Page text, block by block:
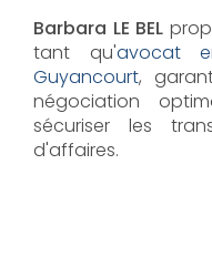
Barbara LE BEL
tant qu'avocat
Guyancourt,
négociation
sécuriser les
d'affaires.